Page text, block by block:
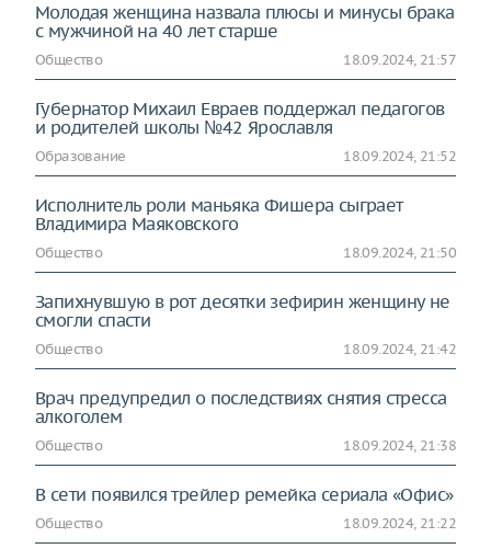
Молодая женщина назвала плюсы и минусы брака
с мужчиной на 40 лет старше
Общество 18.09.2024, 21:57
Губернатор Михаил Евраев поддержал педагогов
и родителей школы №42 Ярославля
Образование 18.09.2024, 21:52
Исполнитель роли маньяка Фишера сыграет
Владимира Маяковского
Общество 18.09.2024, 21:50
Запихнувшую в рот десятки зефирин женщину не
смогли спасти
Общество 18.09.2024, 21:42
Врач предупредил о последствиях снятия стресса
алкоголем
Общество 18.09.2024, 21:38
В сети появился трейлер ремейка сериала «Офис»
Общество 18.09.2024, 21:22